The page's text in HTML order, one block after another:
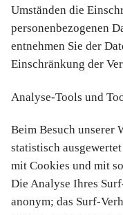
Umständen die
personenbezogenen
entnehmen Sie der
Einschränkung der
Analyse-Tools und
Beim Besuch unserer
statistisch
mit Cookies und mit
Die Analyse Ihres
anonym; das Surf-